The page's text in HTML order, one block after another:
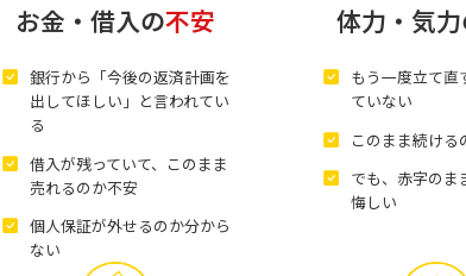
お金・借入の不安
銀行から「今後の返済計画を
出してほしい」と言われてい
る
借入が残っていて、このまま
売れるのか不安
個人保証が外せるのか分から
ない
体力・気
もう一度立て直
ていない
このまま続ける
でも、赤字のま
悔しい